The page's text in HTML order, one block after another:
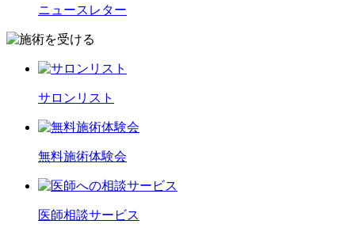
ニュースレター
サロンリスト
無料施術体験会
医師相談サービス